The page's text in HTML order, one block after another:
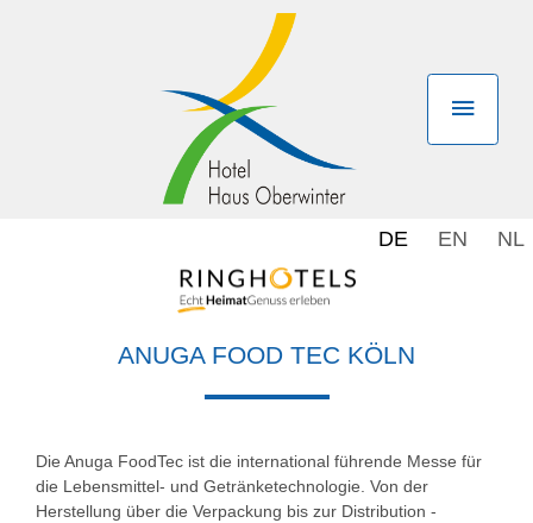
DE EN NL
ANUGA FOOD TEC KÖLN
Die Anuga FoodTec ist die international führende Messe für
die Lebensmittel- und Getränketechnologie. Von der
Herstellung über die Verpackung bis zur Distribution -